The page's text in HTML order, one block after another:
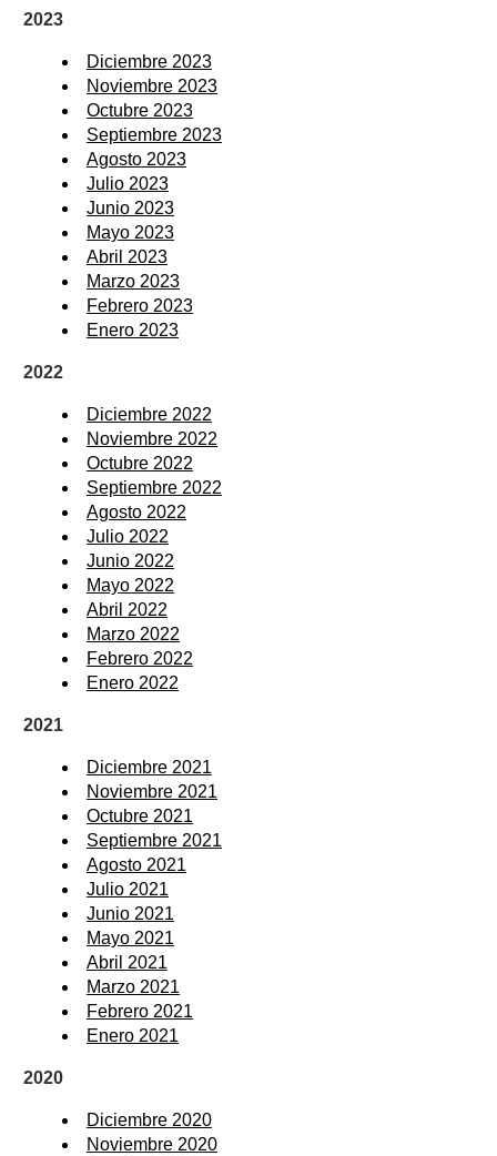
2023
Diciembre 2023
Noviembre 2023
Octubre 2023
Septiembre 2023
Agosto 2023
Julio 2023
Junio 2023
Mayo 2023
Abril 2023
Marzo 2023
Febrero 2023
Enero 2023
2022
Diciembre 2022
Noviembre 2022
Octubre 2022
Septiembre 2022
Agosto 2022
Julio 2022
Junio 2022
Mayo 2022
Abril 2022
Marzo 2022
Febrero 2022
Enero 2022
2021
Diciembre 2021
Noviembre 2021
Octubre 2021
Septiembre 2021
Agosto 2021
Julio 2021
Junio 2021
Mayo 2021
Abril 2021
Marzo 2021
Febrero 2021
Enero 2021
2020
Diciembre 2020
Noviembre 2020